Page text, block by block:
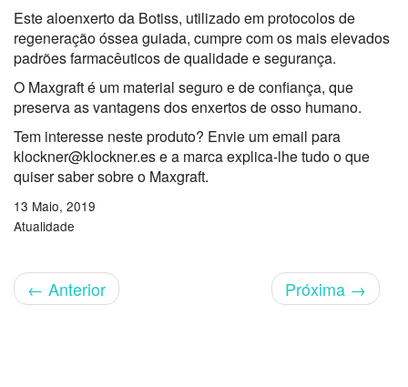
Este aloenxerto da Botiss, utilizado em protocolos de
regeneração óssea guiada, cumpre com os mais elevados
padrões farmacêuticos de qualidade e segurança.
O Maxgraft é um material seguro e de confiança, que
preserva as vantagens dos enxertos de osso humano.
Tem interesse neste produto? Envie um email para
klockner@klockner.es e a marca explica-lhe tudo o que
quiser saber sobre o Maxgraft.
13 Maio, 2019
Atualidade
← Anterior Próxima →